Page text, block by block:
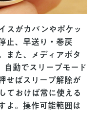
スがカバンやポケッ
止、早送り・巻戻
また、メディアボタ
自動でスリープモード
せばスリープ解除が
ておけば常に使える
よ。操作可能範囲は